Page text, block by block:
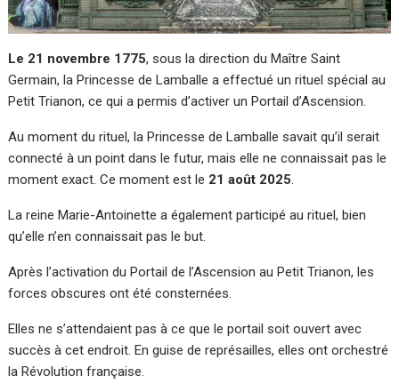
Le 21 novembre 1775, sous la direction du Maître Saint
Germain, la Princesse de Lamballe a effectué un rituel spécial au
Petit Trianon, ce qui a permis d’activer un Portail d’Ascension.
Au moment du rituel, la Princesse de Lamballe savait qu’il serait
connecté à un point dans le futur, mais elle ne connaissait pas le
moment exact. Ce moment est le 21 août 2025.
La reine Marie-Antoinette a également participé au rituel, bien
qu’elle n’en connaissait pas le but.
Après l’activation du Portail de l’Ascension au Petit Trianon, les
forces obscures ont été consternées.
Elles ne s’attendaient pas à ce que le portail soit ouvert avec
succès à cet endroit. En guise de représailles, elles ont orchestré
la Révolution française.